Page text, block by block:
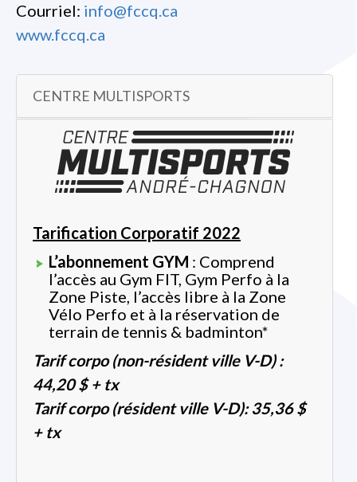
Courriel: info@fccq.ca
www.fccq.ca
CENTRE MULTISPORTS
Tarification Corporatif 2022
L’abonnement GYM : Comprend
l’accès au Gym FIT, Gym Perfo à la
Zone Piste, l’accès libre à la Zone
Vélo Perfo et à la réservation de
terrain de tennis & badminton*
Tarif corpo (non-résident ville V-D) :
44,20 $ + tx
Tarif corpo (résident ville V-D): 35,36 $
+ tx